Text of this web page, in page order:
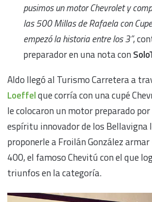
pusimos un motor Chevrolet y
las 500 Millas de Rafaela con
empezó la historia entre los 3”,
preparador en una nota con
Aldo llegó al Turismo Carretera a
Loeffelque corría con una cupé
le colocaron un motor preparado por
espíritu innovador de los Bellavigna
proponerle a Froilán González
400, el famoso Chevitú con el que
triunfos en la categoría.